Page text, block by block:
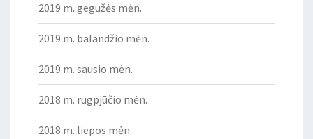
2019 m. gegužės mėn.
2019 m. balandžio mėn.
2019 m. sausio mėn.
2018 m. rugpjūčio mėn.
2018 m. liepos mėn.